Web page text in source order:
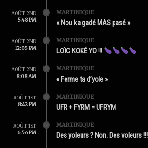
AOÛT 2ND
5:48 PM
MARTINIQUE
« Nou ka gadé MAS pasé »
AOÛT 2ND
12:05 PM
MARTINIQUE
LOÏC KOKÉ YO !!!
AOÛT 2ND
8:08 AM
MARTINIQUE
« Ferme ta d’yole »
AOÛT 1ST
8:42 PM
MARTINIQUE
UFR + FYRM = UFRYM
AOÛT 1ST
6:56 PM
MARTINIQUE
Des yoleurs ? Non. Des voleurs !!!